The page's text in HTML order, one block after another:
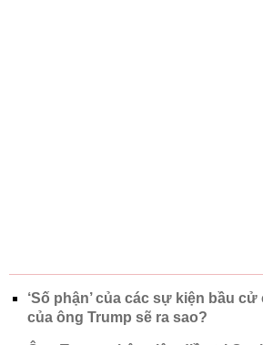
‘Số phận’ của các sự kiện bầu
của ông Trump sẽ ra sao?